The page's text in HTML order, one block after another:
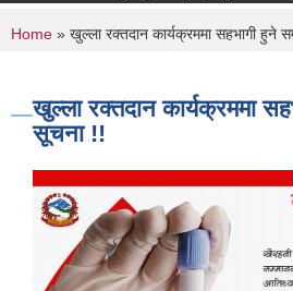
You are here
Home » खुल्ला रक्तदान कार्यक्रममा सहभागी हुने
खुल्ला रक्तदान कार्यक्रममा
सूचना !!